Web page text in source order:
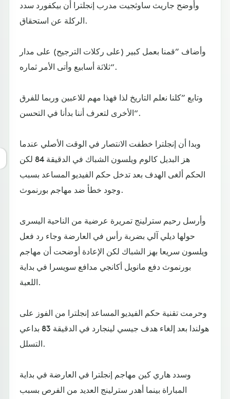
وأوضح جاريث ساوثجيت مدرب إنجلترا أن بيكفورد سدد
الركلة عن استحقاق.
وأضاف ”قمنا بعمل كبير (على ركلات الترجيح) على مدار
ثلاثة أسابيع وأتى الأمر ثماره“.
وتابع ”كلنا نعلم التاريخ لذا فهذا مهم للاعبين وربما للفرق
الأخرى لتعرف أننا بدأنا في التحسن“.
وبدا أن إنجلترا خطفت الانتصار في الوقت الأصلي عندما
هز البديل كالوم ويلسون الشباك في الدقيقة 84 لكن
الحكم ألغى الهدف بعد تدخل حكم الفيديو المساعد بسبب
وجود خطأ ضد مهاجم بورنموث.
وأرسل رحيم سترلينج تمريرة عرضية من الناحية اليسرى
حولها ديلي آلي بضربة رأس في العارضة وجاء رد فعل
ويلسون سريعا بهز الشباك لكن الإعادة أوضحت أن مهاجم
بورنموث دفع مانويل أكانجي مدافع سويسرا في بداية
اللعبة.
وحرمت تقنية حكم الفيديو المساعد إنجلترا من الفوز على
هولندا بعد إلغاء هدف جيسي لينجارد في الدقيقة 83 بداعي
التسلل.
وسدد هاري كين مهاجم إنجلترا في العارضة في بداية
المباراة بينما أهدر سترلينج العديد من الفرص بسبب